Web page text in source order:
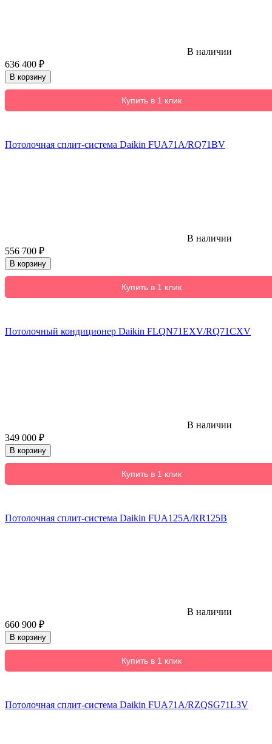
В наличии
636 400 ₽
В корзину
Купить в 1 клик
Потолочная сплит-система Daikin FUA71A/RQ71BV
В наличии
556 700 ₽
В корзину
Купить в 1 клик
Потолочный кондиционер Daikin FLQN71EXV/RQ71CXV
В наличии
349 000 ₽
В корзину
Купить в 1 клик
Потолочная сплит-система Daikin FUA125A/RR125B
В наличии
660 900 ₽
В корзину
Купить в 1 клик
Потолочная сплит-система Daikin FUA71A/RZQSG71L3V